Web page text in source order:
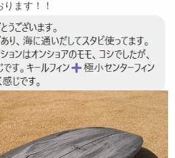
ます！！